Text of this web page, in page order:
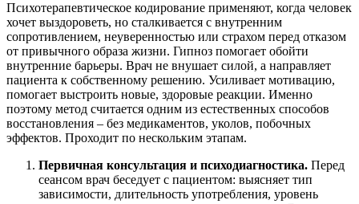
Психотерапевтическое кодирование применяют, когда человек
хочет выздороветь, но сталкивается с внутренним
сопротивлением, неуверенностью или страхом перед отказом
от привычного образа жизни. Гипноз помогает обойти
внутренние барьеры. Врач не внушает силой, а направляет
пациента к собственному решению. Усиливает мотивацию,
помогает выстроить новые, здоровые реакции. Именно
поэтому метод считается одним из естественных способов
восстановления – без медикаментов, уколов, побочных
эффектов. Проходит по нескольким этапам.
Первичная консультация и психодиагностика. Перед
сеансом врач беседует с пациентом: выясняет тип
зависимости, длительность употребления, уровень